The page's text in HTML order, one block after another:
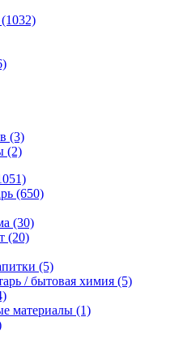
(1032)
(3)
(2)
(650)
(30)
(20)
(5)
/ бытовая химия (5)
материалы (1)